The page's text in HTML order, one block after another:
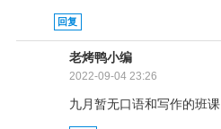
回复
老烤鸭小编
2022-09-04 23:26
九月暂无口语和写作的班课